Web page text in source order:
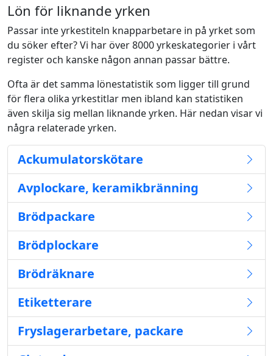
Lön för liknande yrken
Passar inte yrkestiteln knapparbetare in på yrket som
du söker efter? Vi har över 8000 yrkeskategorier i vårt
register och kanske någon annan passar bättre.
Ofta är det samma lönestatistik som ligger till grund
för flera olika yrkestitlar men ibland kan statistiken
även skilja sig mellan liknande yrken. Här nedan visar vi
några relaterade yrken.
Ackumulatorskötare
Avplockare, keramikbränning
Brödpackare
Brödplockare
Brödräknare
Etiketterare
Fryslagerarbetare, packare